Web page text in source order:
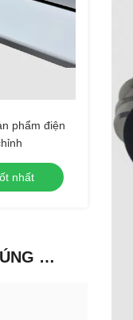
phẩm điện
nhất
LIÊN HỆ VỚI CHÚNG TÔI